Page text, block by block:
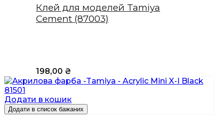
Клей для моделей Tamiya
Cement (87003)
198,00 ₴
Додати в кошик
Додати в список бажаних